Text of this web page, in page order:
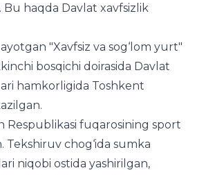
Bu haqda Davlat xavfsizlik
"Xavfsiz va sog‘lom yurt"
bosqichi doirasida Davlat
hamkorligida Toshkent
Respublikasi fuqarosining sport
chog‘ida sumka
niqobi ostida yashirilgan,